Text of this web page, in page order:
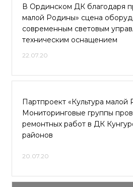
В Ординском ДК благодаря
малой Родины» сцена
современным световым
техническим оснащением
22.07.20
Партпроект «Культура малой
Мониторинговые группы
ремонтных работ в ДК
районов
20.07.20